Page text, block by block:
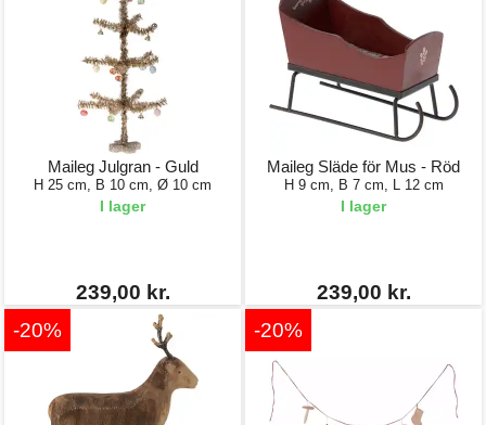
Maileg Julgran - Guld
H 25 cm, B 10 cm, Ø 10 cm
I lager
239,00 kr.
Maileg Släde för Mus - Röd
H 9 cm, B 7 cm, L 12 cm
I lager
239,00 kr.
-20%
-20%